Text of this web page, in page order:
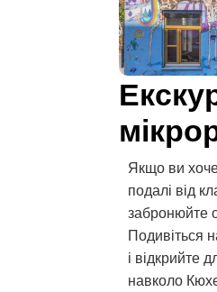
Якщо ви
подалі від
забронюйте
Подивіться
і відкрийте
навколо